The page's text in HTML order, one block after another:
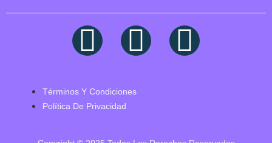
Términos Y Condiciones
Política De Privacidad